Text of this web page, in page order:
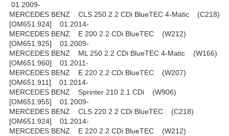
01.2009-
MERCEDES BENZ CLS 250 2.2 CDi BlueTEC 4-Matic (C218)
[OM651.924] 01.2014-
MERCEDES BENZ E 200 2.2 CDi BlueTEC (W212)
[OM651.925] 01.2009-
MERCEDES BENZ ML 250 2.2 CDi BlueTEC 4-Matic (W166)
[OM651.960] 01.2011-
MERCEDES BENZ E 220 2.2 CDi BlueTEC (W207)
[OM651.911] 01.2014-
MERCEDES BENZ Sprinter 210 2.1 CDi (W906)
[OM651.955] 01.2009-
MERCEDES BENZ CLS 220 2.2 CDi BlueTEC (C218)
[OM651.924] 01.2014-
MERCEDES BENZ E 220 2.2 CDi BlueTEC (W212)